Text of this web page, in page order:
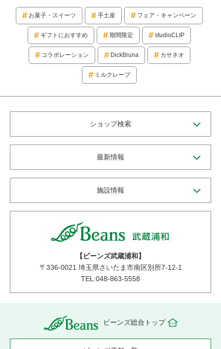
お菓子・スイーツ 手土産 フェア・キャンペーン
ギフトにおすすめ 期間限定 studioCLIP
コラボレーション DickBruna カサネオ
ミルクレープ
ショップ検索
最新情報
施設情報
【ビーンズ武蔵浦和】
〒 336-0021 埼玉県さいたま市南区別所7-12-1
TEL:048-863-5558
ビーンズ総合トップ